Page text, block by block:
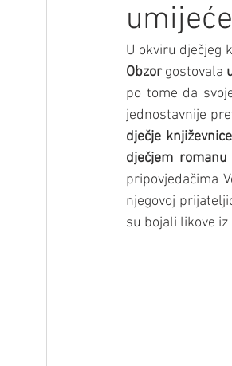
U okviru dječjeg
Obzor gostovala
po tome da
jednostavnije
dječje
dječjem
pripovjedačima
njegovoj
su bojali likove